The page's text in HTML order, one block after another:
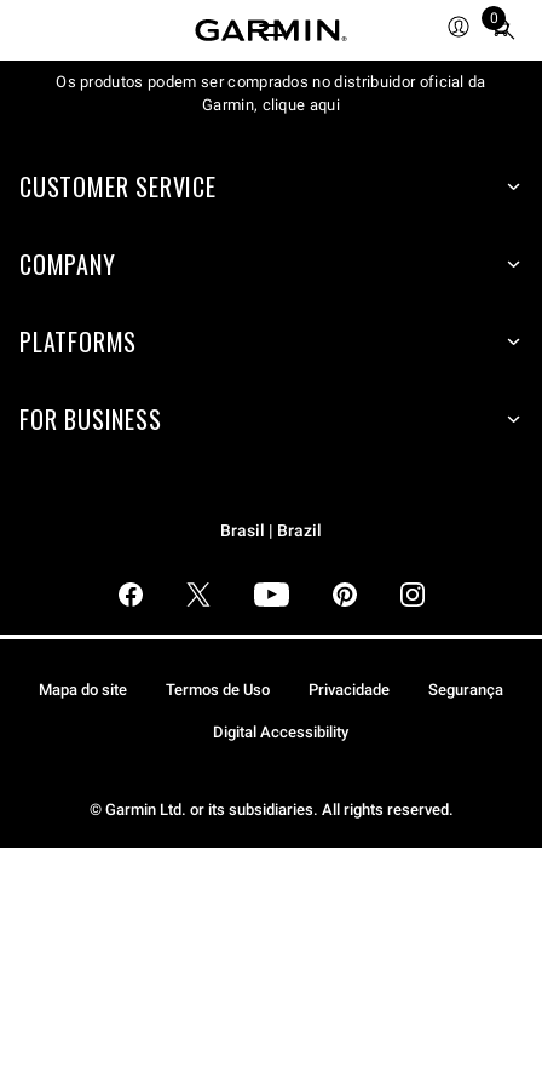
0
Total
items
in
Os produtos podem ser comprados no distribuidor oficial da
Garmin, clique aqui
CUSTOMER SERVICE
COMPANY
PLATFORMS
FOR BUSINESS
Brasil | Brazil
© Garmin Ltd. or its subsidiaries. All rights reserved.
Mapa do site Termos de Uso Privacidade Segurança
Digital Accessibility